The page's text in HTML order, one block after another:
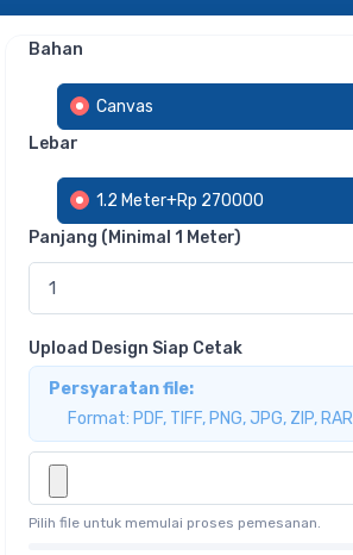
Bahan
Canvas
Lebar
1.2 Meter+Rp 270000
Panjang (Minimal 1 Meter)
Upload Design Siap Cetak
Persyaratan file:
Format: PDF, TIFF, PNG, JPG, ZIP, RAR
Pilih file untuk memulai proses pemesanan.